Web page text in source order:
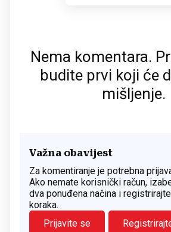
Nema komentara.
budite prvi koji će
mišljenje.
Važna obavijest
Za komentiranje je potrebna
Ako nemate korisnički račun,
dva ponuđena načina i
koraka.
Prijavite se